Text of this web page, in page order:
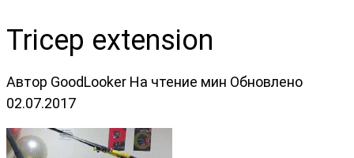
Tricep extension
Автор GoodLooker На чтение мин Обновлено
02.07.2017